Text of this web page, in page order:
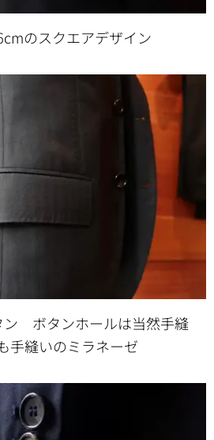
のスクエアデザイン
ン ボタンホールは当然手縫
手縫いのミラネーゼ